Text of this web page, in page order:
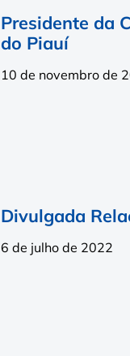
Presidente da
do Piauí
10 de novembro de
Divulgada
6 de julho de 2022